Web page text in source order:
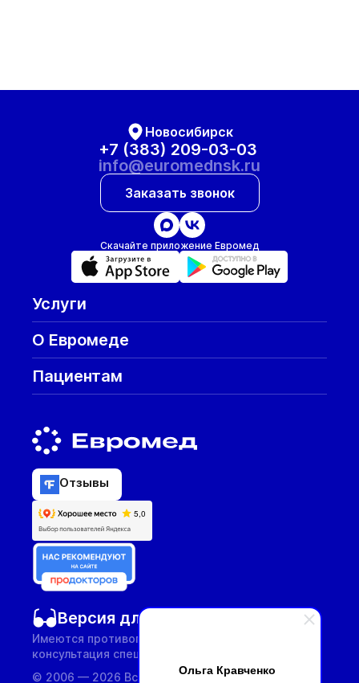
Ольга Кравченко
Новосибирск
+7 (383) 209-03-03
info@euromednsk.ru
Заказать звонок
Скачайте приложение Евромед
Услуги
О Евромеде
Пациентам
Отзывы
Версия для слабовидящих
Имеются противопоказания, необходима
консультация специалиста.
© 2006 — 2026 Все услуги предоставляются